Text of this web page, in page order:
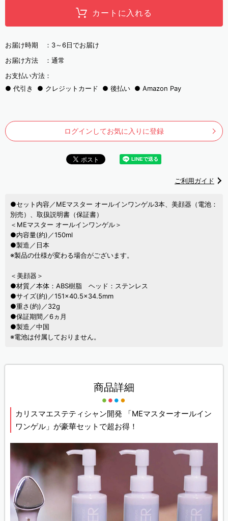
カートに入れる
お届け時期 ： 3～6日でお届け
お届け方法 ： 通常
お支払い方法：
代引き
クレジットカード 後払い Amazon Pay
ログインしてお気に入りに登録
ご利用ガイド
●セット内容／MEマスター オールインワンゲル3本、美顔器（電池：
別売）、取扱説明書（保証書）
＜MEマスター オールインワンゲル＞
●内容量(約)／150ml
●製造／日本
※製品の仕様が変わる場合がございます。
＜美顔器＞
●材質／本体：ABS樹脂 ヘッド：ステンレス
●サイズ(約)／151×40.5×34.5mm
●重さ(約)／32g
●保証期間／6ヵ月
●製造／中国
※電池は付属しておりません。
商品詳細
カリスマエステティシャン開発 「MEマスターオールイン
ワンゲル」が豪華セットで超お得！